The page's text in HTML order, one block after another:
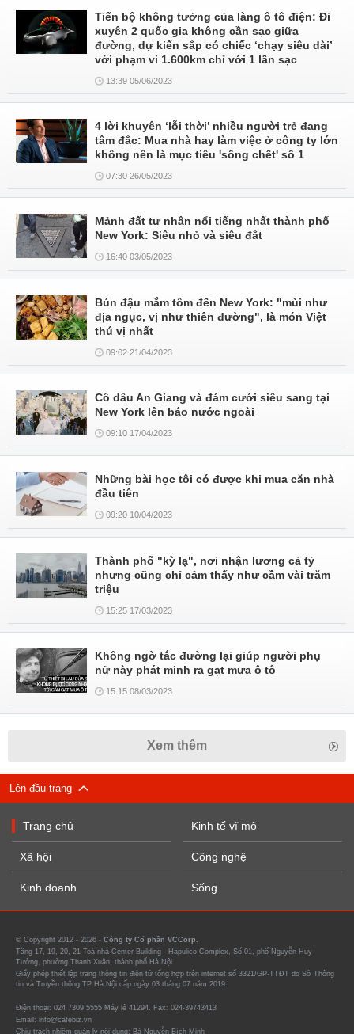
Tiến bộ không tưởng của làng ô tô điện: Đi
xuyên 2 quốc gia không cần sạc giữa
đường, dự kiến sắp có chiếc ‘chạy siêu dài’
với phạm vi 1.600km chỉ với 1 lần sạc
13:39 05/06/2023
4 lời khuyên ‘lỗi thời’ nhiều người trẻ đang
tâm đắc: Mua nhà hay làm việc ở công ty lớn
không nên là mục tiêu 'sống chết' số 1
07:30 26/05/2023
Mảnh đất tư nhân nổi tiếng nhất thành phố
New York: Siêu nhỏ và siêu đắt
16:40 03/05/2023
Bún đậu mắm tôm đến New York: "mùi như
địa ngục, vị như thiên đường", là món Việt
thú vị nhất
09:02 21/04/2023
Cô dâu An Giang và đám cưới siêu sang tại
New York lên báo nước ngoài
09:10 17/04/2023
Những bài học tôi có được khi mua căn nhà
đầu tiên
09:20 10/04/2023
Thành phố "kỳ lạ", nơi nhận lương cả tỷ
nhưng cũng chỉ cảm thấy như cầm vài trăm
triệu
15:25 17/03/2023
Không ngờ tắc đường lại giúp người phụ
nữ này phát minh ra gạt mưa ô tô
15:15 08/03/2023
Xem thêm
Lên đầu trang
Trang chủ
Xã hội
Kinh doanh
Kinh tế vĩ mô
Công nghệ
Sống
© Copyright 2012 - 2026 - Công ty Cổ phần VCCorp.
Tầng 17, 19, 20, 21 Toà nhà Center Building - Hapulico Complex, Số 01, phố Nguyễn Huy
Tưởng, phường Thanh Xuân, thành phố Hà Nội
Giấy phép thiết lập trang thông tin điện tử tổng hợp trên internet số 3321/GP-TTĐT do Sở Thông
tin và Truyền thông TP Hà Nội cấp ngày 03 tháng 07 năm 2019.
Điện thoại: 024 7309 5555 Máy lẻ 41294. Fax: 024-39743413
Email: info@cafebiz.vn
Chịu trách nhiệm quản lý nội dung: Bà Nguyễn Bích Minh